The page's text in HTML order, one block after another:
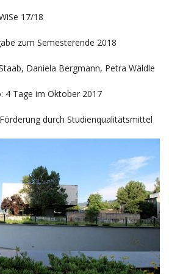
17/18
zum Semesterende 2018
Daniela Bergmann, Petra Wäldle
4 Tage im Oktober 2017
durch Studienqualitätsmittel